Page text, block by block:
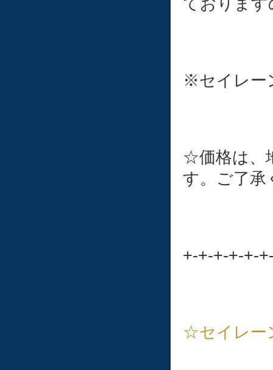
※セイレー
☆価格は、
す。ご了
+-+-+-+-+-
☆セイレー